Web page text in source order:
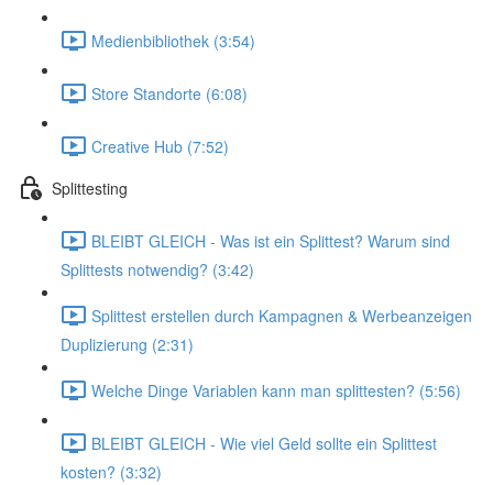
Medienbibliothek (3:54)
Store Standorte (6:08)
Creative Hub (7:52)
Splittesting
BLEIBT GLEICH - Was ist ein Splittest? Warum sind
Splittests notwendig? (3:42)
Splittest erstellen durch Kampagnen & Werbeanzeigen
Duplizierung (2:31)
Welche Dinge Variablen kann man splittesten? (5:56)
BLEIBT GLEICH - Wie viel Geld sollte ein Splittest
kosten? (3:32)